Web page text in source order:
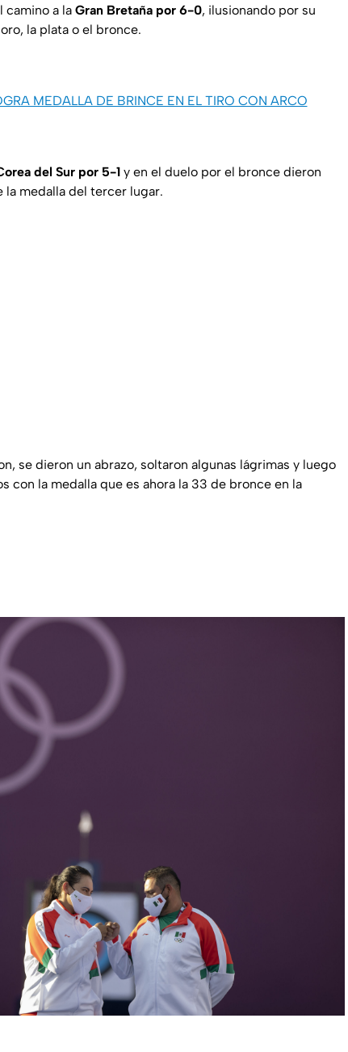
camino a la Gran Bretaña por 6-0, ilusionando por su
la plata o el bronce.
MEDALLA DE BRINCE EN EL TIRO CON ARCO
del Sur por 5-1 y en el duelo por el bronce dieron
medalla del tercer lugar.
se dieron un abrazo, soltaron algunas lágrimas y luego
con la medalla que es ahora la 33 de bronce en la